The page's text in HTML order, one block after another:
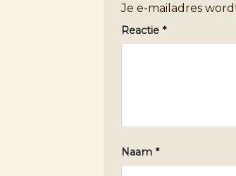
Je e-mailadres
Reactie *
Naam *